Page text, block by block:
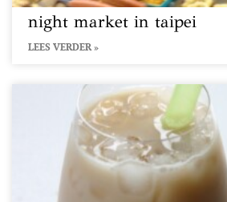
night market in taipei
LEES VERDER »